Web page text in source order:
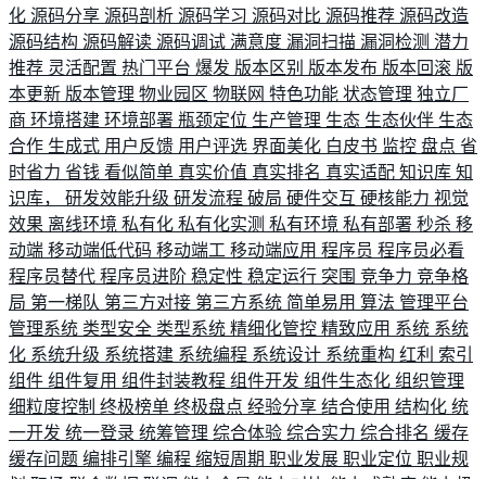
化 源码分享 源码剖析 源码学习 源码对比 源码推荐 源码改造
源码结构 源码解读 源码调试 满意度 漏洞扫描 漏洞检测 潜力
推荐 灵活配置 热门平台 爆发 版本区别 版本发布 版本回滚 版
本更新 版本管理 物业园区 物联网 特色功能 状态管理 独立厂
商 环境搭建 环境部署 瓶颈定位 生产管理 生态 生态伙伴 生态
合作 生成式 用户反馈 用户评选 界面美化 白皮书 监控 盘点 省
时省力 省钱 看似简单 真实价值 真实排名 真实适配 知识库 知
识库， 研发效能升级 研发流程 破局 硬件交互 硬核能力 视觉
效果 离线环境 私有化 私有化实测 私有环境 私有部署 秒杀 移
动端 移动端低代码 移动端工 移动端应用 程序员 程序员必看
程序员替代 程序员进阶 稳定性 稳定运行 突围 竞争力 竞争格
局 第一梯队 第三方对接 第三方系统 简单易用 算法 管理平台
管理系统 类型安全 类型系统 精细化管控 精致应用 系统 系统
化 系统升级 系统搭建 系统编程 系统设计 系统重构 红利 索引
组件 组件复用 组件封装教程 组件开发 组件生态化 组织管理
细粒度控制 终极榜单 终极盘点 经验分享 结合使用 结构化 统
一开发 统一登录 统筹管理 综合体验 综合实力 综合排名 缓存
缓存问题 编排引擎 编程 缩短周期 职业发展 职业定位 职业规